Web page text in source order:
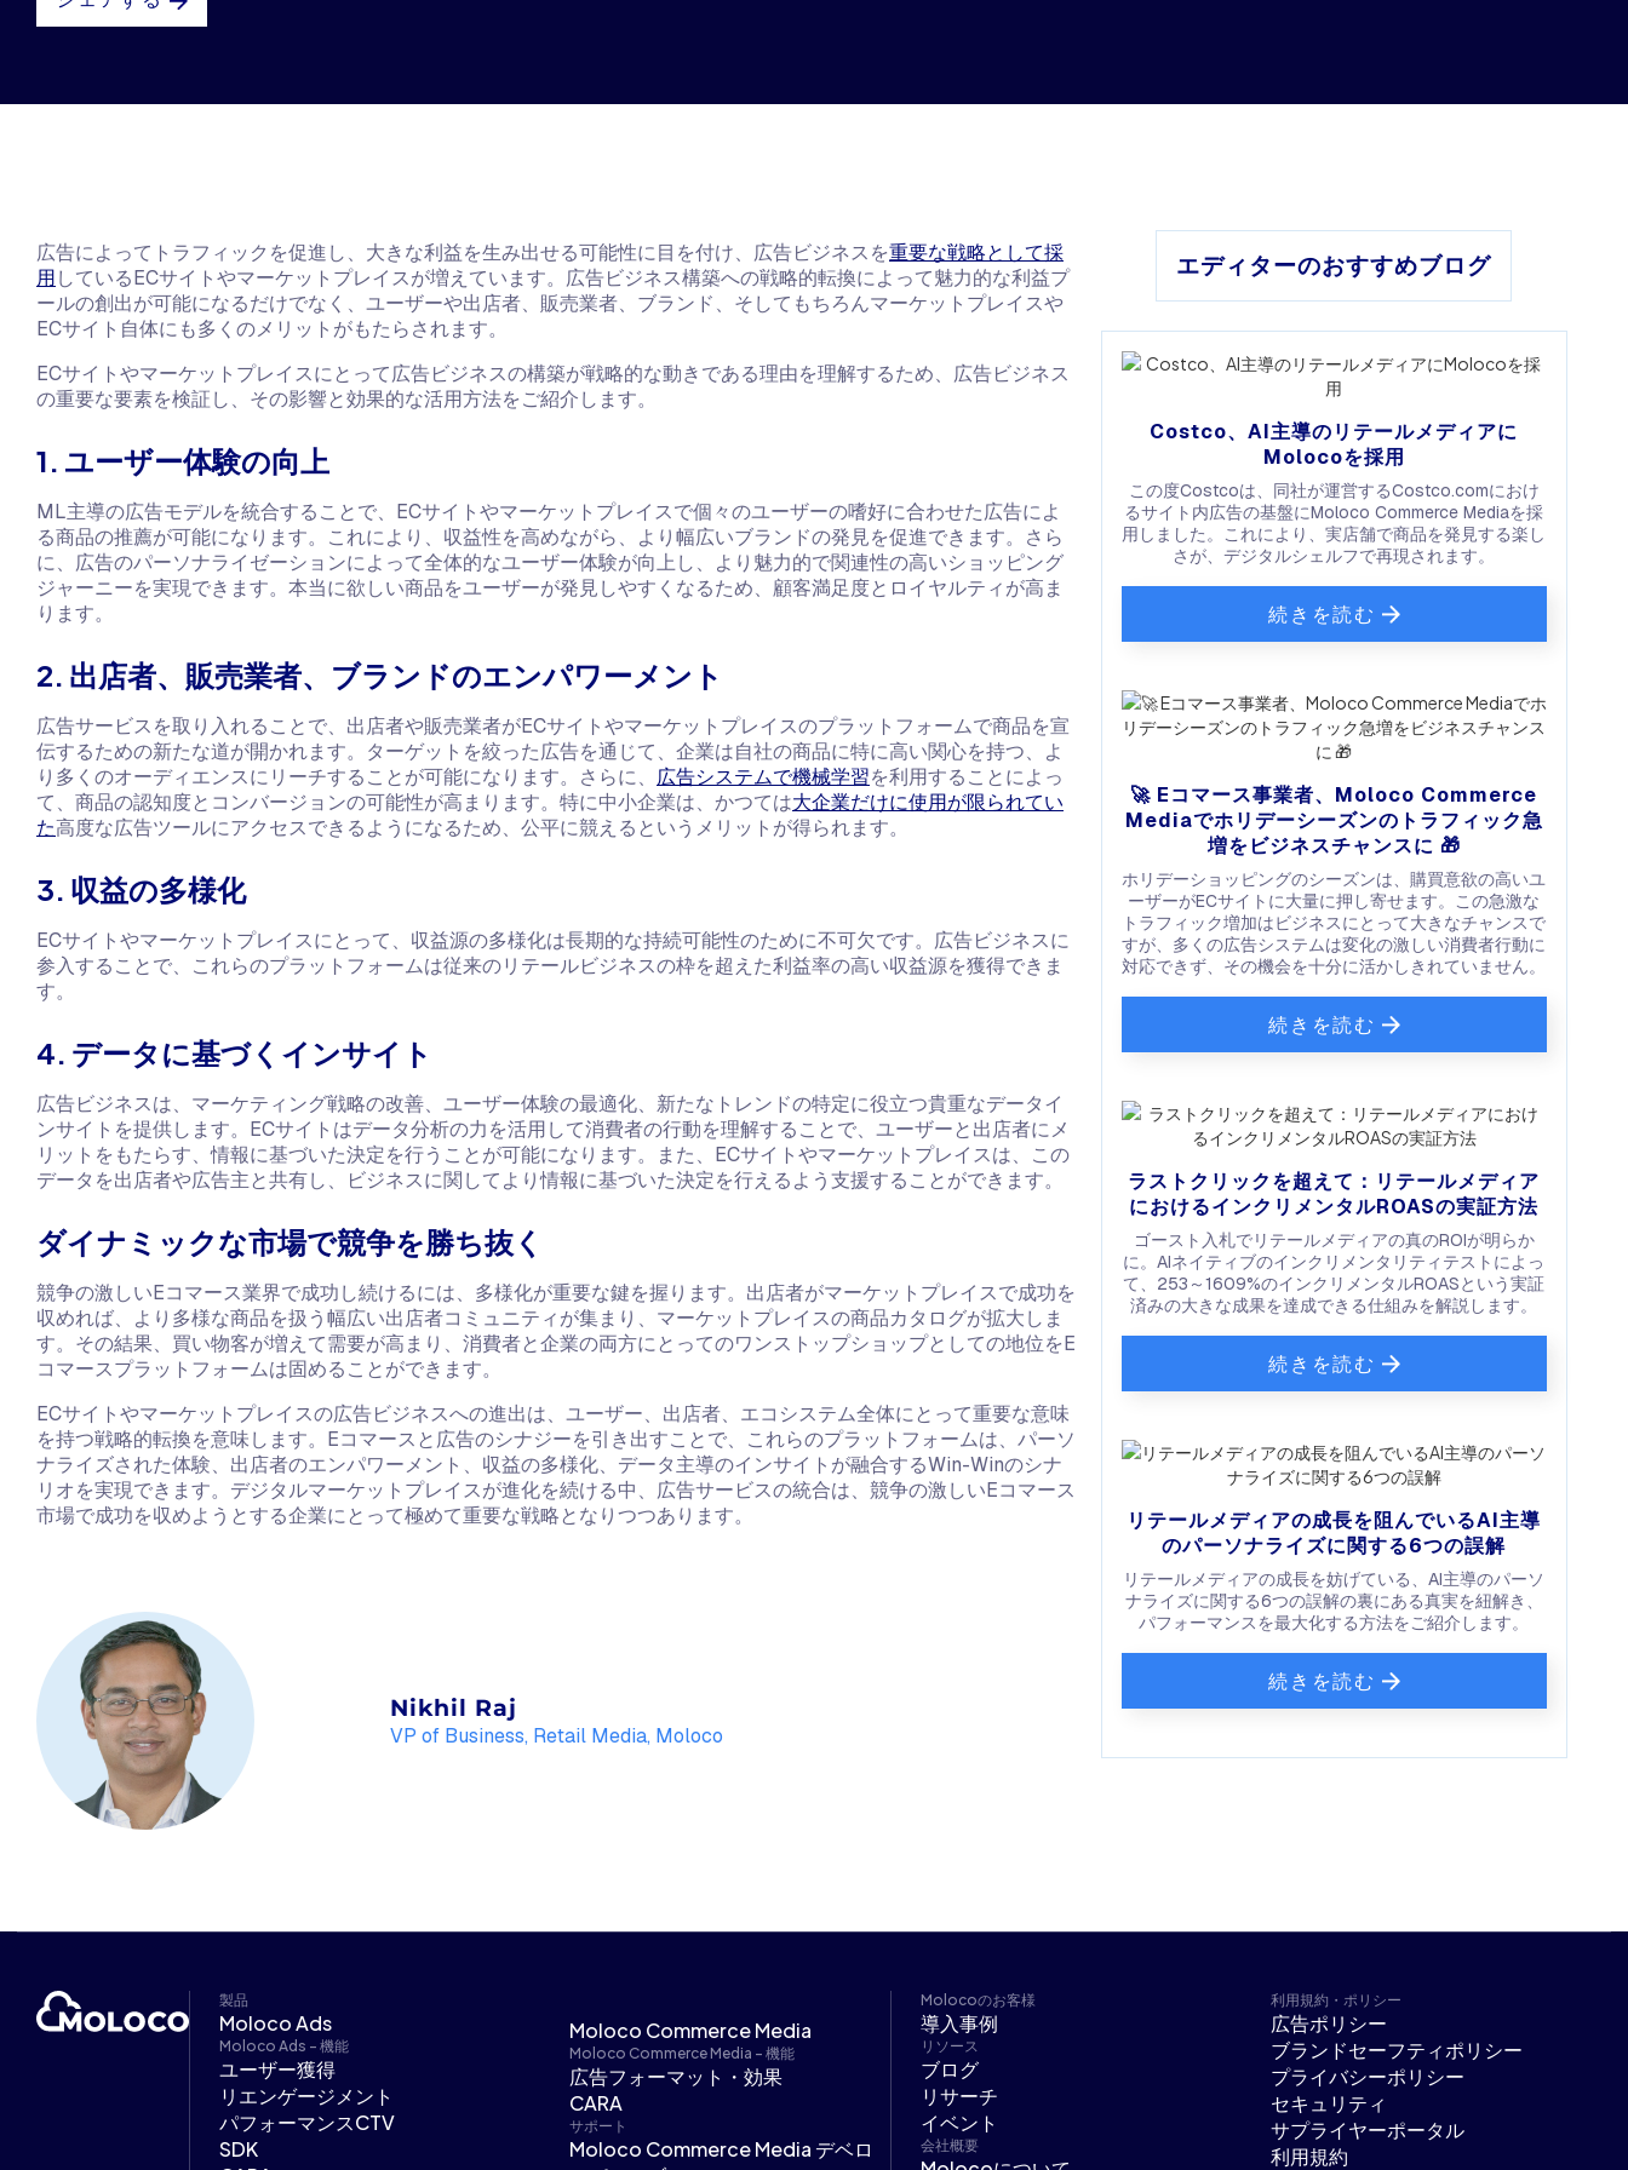
広告によってトラフィックを促進し、大きな利益を生み出せる可能性に目を付け、広告ビジネスを重要な戦略として採
用しているECサイトやマーケットプレイスが増えています。広告ビジネス構築への戦略的転換によって魅力的な利益プ
ールの創出が可能になるだけでなく、ユーザーや出店者、販売業者、ブランド、そしてもちろんマーケットプレイスや
ECサイト自体にも多くのメリットがもたらされます。
ECサイトやマーケットプレイスにとって広告ビジネスの構築が戦略的な動きである理由を理解するため、広告ビジネス
の重要な要素を検証し、その影響と効果的な活用方法をご紹介します。
1. ユーザー体験の向上
ML主導の広告モデルを統合することで、ECサイトやマーケットプレイスで個々のユーザーの嗜好に合わせた広告によ
る商品の推薦が可能になります。これにより、収益性を高めながら、より幅広いブランドの発見を促進できます。さら
に、広告のパーソナライゼーションによって全体的なユーザー体験が向上し、より魅力的で関連性の高いショッピング
ジャーニーを実現できます。本当に欲しい商品をユーザーが発見しやすくなるため、顧客満足度とロイヤルティが高ま
ります。
2. 出店者、販売業者、ブランドのエンパワーメント
広告サービスを取り入れることで、出店者や販売業者がECサイトやマーケットプレイスのプラットフォームで商品を宣
伝するための新たな道が開かれます。ターゲットを絞った広告を通じて、企業は自社の商品に特に高い関心を持つ、よ
り多くのオーディエンスにリーチすることが可能になります。さらに、 広告システムで機械学習を利用することによっ
て、商品の認知度とコンバージョンの可能性が高まります。特に中小企業は、かつては大企業だけに使用が限られてい
た高度な広告ツールにアクセスできるようになるため、公平に競えるというメリットが得られます。
3. 収益の多様化
ECサイトやマーケットプレイスにとって、収益源の多様化は長期的な持続可能性のために不可欠です。広告ビジネスに
参入することで、これらのプラットフォームは従来のリテールビジネスの枠を超えた利益率の高い収益源を獲得できま
す。
4. データに基づくインサイト
広告ビジネスは、マーケティング戦略の改善、ユーザー体験の最適化、新たなトレンドの特定に役立つ貴重なデータイ
ンサイトを提供します。ECサイトはデータ分析の力を活用して消費者の行動を理解することで、ユーザーと出店者にメ
リットをもたらす、情報に基づいた決定を行うことが可能になります。また、ECサイトやマーケットプレイスは、この
データを出店者や広告主と共有し、ビジネスに関してより情報に基づいた決定を行えるよう支援することができます。
ダイナミックな市場で競争を勝ち抜く
競争の激しいEコマース業界で成功し続けるには、多様化が重要な鍵を握ります。出店者がマーケットプレイスで成功を
収めれば、より多様な商品を扱う幅広い出店者コミュニティが集まり、マーケットプレイスの商品カタログが拡大しま
す。その結果、買い物客が増えて需要が高まり、消費者と企業の両方にとってのワンストップショップとしての地位をE
コマースプラットフォームは固めることができます。
ECサイトやマーケットプレイスの広告ビジネスへの進出は、ユーザー、出店者、エコシステム全体にとって重要な意味
を持つ戦略的転換を意味します。Eコマースと広告のシナジーを引き出すことで、これらのプラットフォームは、パーソ
ナライズされた体験、出店者のエンパワーメント、収益の多様化、データ主導のインサイトが融合するWin-Winのシナ
リオを実現できます。デジタルマーケットプレイスが進化を続ける中、広告サービスの統合は、競争の激しいEコマース
市場で成功を収めようとする企業にとって極めて重要な戦略となりつつあります。
Nikhil Raj
VP of Business, Retail Media, Moloco
エディターのおすすめブログ
Costco、AI主導のリテールメディアに
Molocoを採用
この度Costcoは、同社が運営するCostco.comにおけ
るサイト内広告の基盤にMoloco Commerce Mediaを採
用しました。これにより、実店舗で商品を発見する楽し
さが、デジタルシェルフで再現されます。
続きを読む
🚀 Eコマース事業者、Moloco Commerce
Mediaでホリデーシーズンのトラフィック急
増をビジネスチャンスに 🎁
ホリデーショッピングのシーズンは、購買意欲の高いユ
ーザーがECサイトに大量に押し寄せます。この急激な
トラフィック増加はビジネスにとって大きなチャンスで
すが、多くの広告システムは変化の激しい消費者行動に
対応できず、その機会を十分に活かしきれていません。
続きを読む
ラストクリックを超えて：リテールメディア
におけるインクリメンタルROASの実証方法
ゴースト入札でリテールメディアの真のROIが明らか
に。AIネイティブのインクリメンタリティテストによっ
て、253～1609%のインクリメンタルROASという実証
済みの大きな成果を達成できる仕組みを解説します。
続きを読む
リテールメディアの成長を阻んでいるAI主導
のパーソナライズに関する6つの誤解
リテールメディアの成長を妨げている、AI主導のパーソ
ナライズに関する6つの誤解の裏にある真実を紐解き、
パフォーマンスを最大化する方法をご紹介します。
続きを読む
製品
Moloco Ads
Moloco Ads - 機能
ユーザー獲得
リエンゲージメント
パフォーマンスCTV
SDK
Moloco Commerce Media
Moloco Commerce Media - 機能
広告フォーマット・効果
CARA
サポート
Moloco Commerce Media デベロ
Molocoのお客様
導入事例
リソース
ブログ
リサーチ
イベント
会社概要
利用規約・ポリシー
広告ポリシー
ブランドセーフティポリシー
プライバシーポリシー
セキュリティ
サプライヤーポータル
利用規約